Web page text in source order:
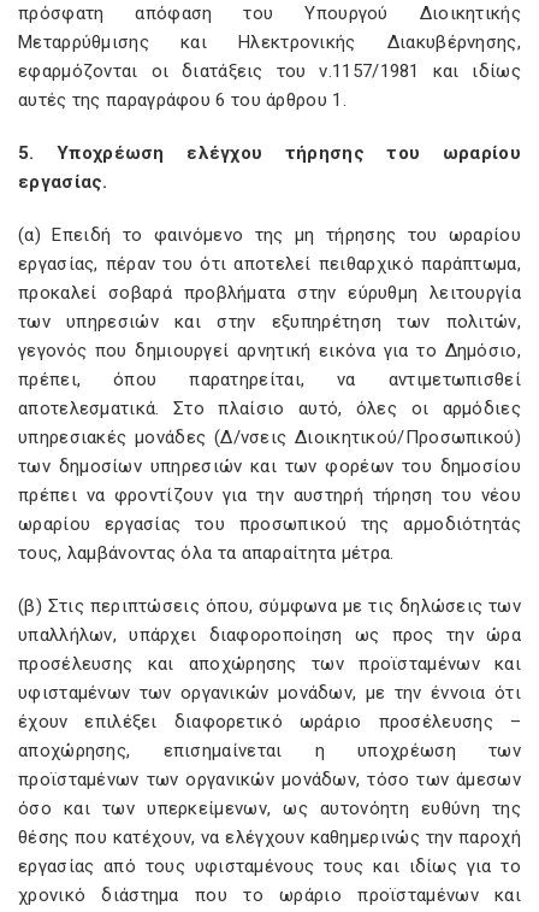
πρόσφατη απόφαση του Υπουργού Διοικητικής
Μεταρρύθμισης και Ηλεκτρονικής Διακυβέρνησης,
εφαρμόζονται οι διατάξεις του ν.1157/1981 και ιδίως
αυτές της παραγράφου 6 του άρθρου 1.
5. Υποχρέωση ελέγχου τήρησης του ωραρίου
εργασίας.
(α) Επειδή το φαινόμενο της μη τήρησης του ωραρίου
εργασίας, πέραν του ότι αποτελεί πειθαρχικό παράπτωμα,
προκαλεί σοβαρά προβλήματα στην εύρυθμη λειτουργία
των υπηρεσιών και στην εξυπηρέτηση των πολιτών,
γεγονός που δημιουργεί αρνητική εικόνα για το Δημόσιο,
πρέπει, όπου παρατηρείται, να αντιμετωπισθεί
αποτελεσματικά. Στο πλαίσιο αυτό, όλες οι αρμόδιες
υπηρεσιακές μονάδες (Δ/νσεις Διοικητικού/Προσωπικού)
των δημοσίων υπηρεσιών και των φορέων του δημοσίου
πρέπει να φροντίζουν για την αυστηρή τήρηση του νέου
ωραρίου εργασίας του προσωπικού της αρμοδιότητάς
τους, λαμβάνοντας όλα τα απαραίτητα μέτρα.
(β) Στις περιπτώσεις όπου, σύμφωνα με τις δηλώσεις των
υπαλλήλων, υπάρχει διαφοροποίηση ως προς την ώρα
προσέλευσης και αποχώρησης των προϊσταμένων και
υφισταμένων των οργανικών μονάδων, με την έννοια ότι
έχουν επιλέξει διαφορετικό ωράριο προσέλευσης –
αποχώρησης, επισημαίνεται η υποχρέωση των
προϊσταμένων των οργανικών μονάδων, τόσο των άμεσων
όσο και των υπερκείμενων, ως αυτονόητη ευθύνη της
θέσης που κατέχουν, να ελέγχουν καθημερινώς την παροχή
εργασίας από τους υφισταμένους τους και ιδίως για το
χρονικό διάστημα που το ωράριο προϊσταμένων και